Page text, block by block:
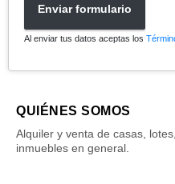
Enviar formulario
Al enviar tus datos aceptas los
QUIÉNES SOMOS
Alquiler y venta de casas,
inmuebles en general.